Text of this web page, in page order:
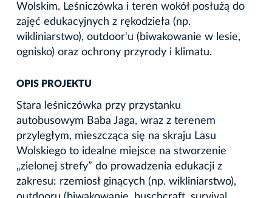
Wolskim. Leśniczówka i teren wokół posłużą do
zajęć edukacyjnych z rękodzieła (np.
wikliniarstwo), outdoor'u (biwakowanie w lesie,
ognisko) oraz ochrony przyrody i klimatu.
OPIS PROJEKTU
Stara leśniczówka przy przystanku
autobusowym Baba Jaga, wraz z terenem
przyległym, mieszcząca się na skraju Lasu
Wolskiego to idealne miejsce na stworzenie
„zielonej strefy” do prowadzenia edukacji z
zakresu: rzemiosł ginących (np. wikliniarstwo),